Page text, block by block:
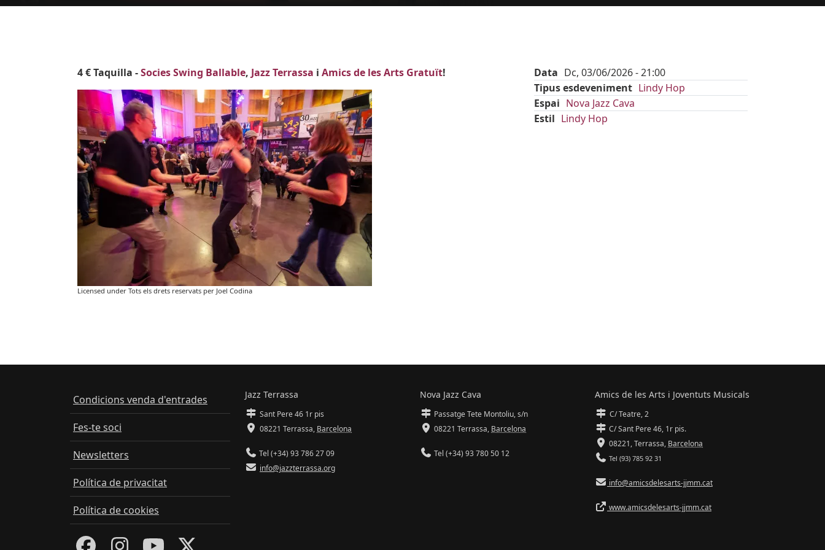
Body
4 € Taquilla -Socies Swing Ballable, Jazz Terrassa i Amics de les Arts Gratuït!
Imatges
Image
Licensed under Tots els drets reservats per Joel Codina
Data Dc, 03/06/2026 - 21:00
Tipus esdeveniment Lindy Hop
Espai Nova Jazz Cava
Estil Lindy Hop
Condicions venda d'entrades
Fes-te soci
Newsletters
Política de privacitat
Política de cookies
Jazz Terrassa
Sant Pere 46 1r pis
08221 Terrassa, Barcelona
Tel (+34) 93 786 27 09
info@jazzterrassa.org
Nova Jazz Cava
Passatge Tete Montoliu, s/n
08221 Terrassa, Barcelona
Tel (+34) 93 780 50 12
Amics de les Arts i Joventuts Musicals
C/ Teatre, 2
C/ Sant Pere 46, 1r pis.
08221,Terrassa, Barcelona
Tel (93) 785 92 31
info@amicsdelesarts-jjmm.cat
www.amicsdelesarts-jjmm.cat